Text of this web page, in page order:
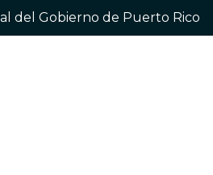
del Gobierno de Puerto Rico